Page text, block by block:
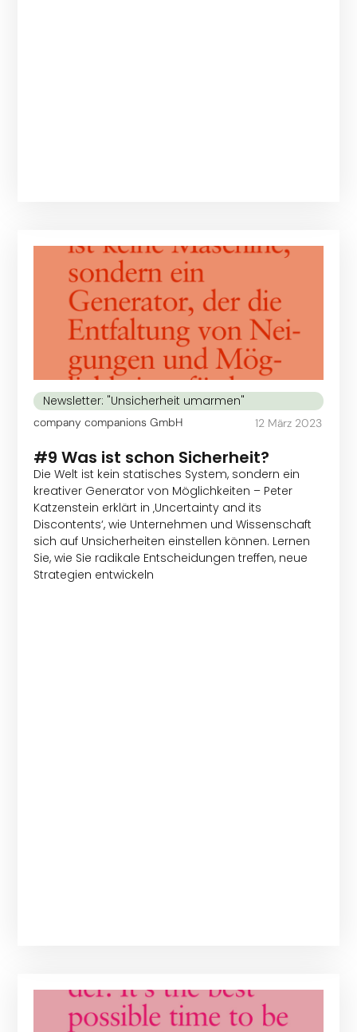
Newsletter: "Unsicherheit umarmen"
company companions GmbH 12 März 2023
#9 Was ist schon Sicherheit?
Die Welt ist kein statisches System, sondern ein
kreativer Generator von Möglichkeiten – Peter
Katzenstein erklärt in ‚Uncertainty and its
Discontents‘, wie Unternehmen und Wissenschaft
sich auf Unsicherheiten einstellen können. Lernen
Sie, wie Sie radikale Entscheidungen treffen, neue
Strategien entwickeln